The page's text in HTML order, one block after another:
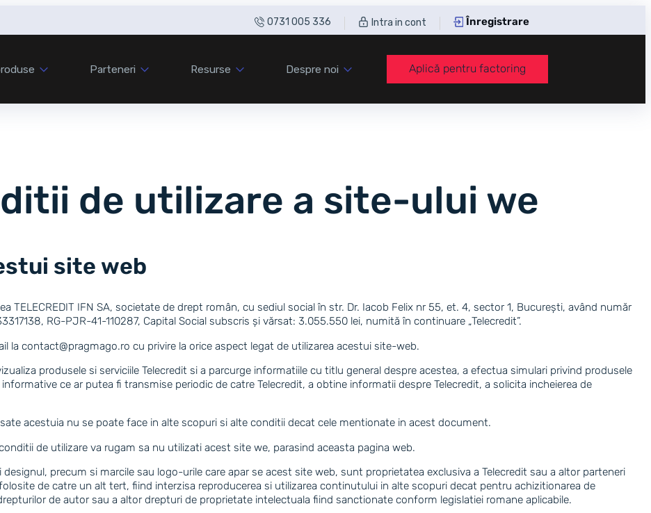
0731 005 336 Intra in cont Înregistrare
Parteneri Resurse Despre noi Aplică pentru factoring
de utilizare a site-ului we
site web
IFN SA, societate de drept român, cu sediul social în str. Dr. Iacob Felix nr 55, et. 4, sector 1, București, având număr
RG-PJR-41-110287, Capital Social subscris și vărsat: 3.055.550 lei, numită în continuare „Telecredit”.
lacontact@pragmago.ro cu privire la orice aspect legat de utilizarea acestui site-web.
produsele si serviciile Telecredit si a parcurge informatiile cu titlu general despre acestea, a efectua simulari privind produsele
ce ar putea fi transmise periodic de catre Telecredit, a obtine informatii despre Telecredit, a solicita incheierea de
acestuia nu se poate face in alte scopuri si alte conditii decat cele mentionate in acest document.
de utilizare va rugam sa nu utilizati acest site we, parasind aceasta pagina web.
precum si marcile sau logo-urile care apar se acest site web, sunt proprietatea exclusiva a Telecredit sau a altor parteneri
de catre un alt tert, fiind interzisa reproducerea si utilizarea continutului in alte scopuri decat pentru achizitionarea de
de autor sau a altor drepturi de proprietate intelectuala fiind sanctionate conform legislatiei romane aplicabile.